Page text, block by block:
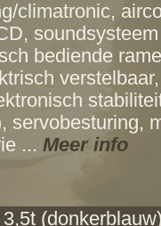
climatronic,
bediende
servobesturing,
... Meer info